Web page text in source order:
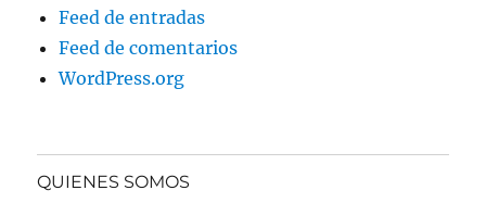
Feed de entradas
Feed de comentarios
WordPress.org
QUIENES SOMOS